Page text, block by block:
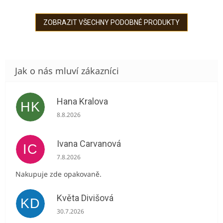
působí proti nevolnosti.
Máta od...
Borůvky mají antioxidační
účinky a jsou bohaté...
ZOBRAZIT VŠECHNY PODOBNÉ PRODUKTY
HK Hana Kralova
Hodnocení obchodu je 5 z 5 hvězdiček.
8.8.2026
IC Ivana Carvanová
Hodnocení obchodu je 5 z 5 hvězdiček.
7.8.2026
Nakupuje zde opakovaně.
KD Květa Divišová
Hodnocení obchodu je 5 z 5 hvězdiček.
30.7.2026